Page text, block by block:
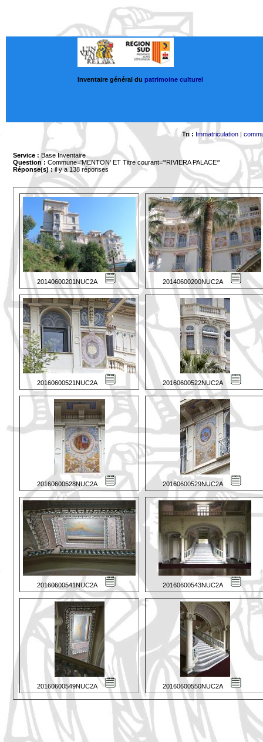
Inventaire général du patrimoine culturel
Tri : Immatriculation|
Service : Base Inventaire
Question : Commune='MENTON' ET Titre courant='*RIVIERA PALACE*'
Réponse(s) :il y a 138 réponses
20140600201NUC2A 20140600200NUC2A
20160600521NUC2A 20160600522NUC2A
20160600528NUC2A 20160600529NUC2A
20160600541NUC2A 20160600543NUC2A
20160600549NUC2A 20160600550NUC2A